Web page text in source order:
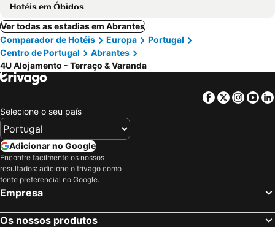
Hotéis em Óbidos
Ver todas as estadias em Abrantes
Comparador de Hotéis
Europa
Portugal
Centro de Portugal
Abrantes
4U Alojamento - Terraço & Varanda
Facebook
Twitter
Selecione o seu país
Adicionar no Google
Encontre facilmente os nossos
resultados: adicione o trivago como
fonte preferencial no Google.
Empresa
Os nossos produtos